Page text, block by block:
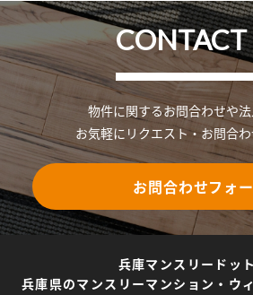
CONTACT
物件に関するお問合わせや法
お気軽にリクエスト・お問合わ
お問合わせフォ
兵庫マンスリードッ
兵庫県のマンスリーマンション・ウ